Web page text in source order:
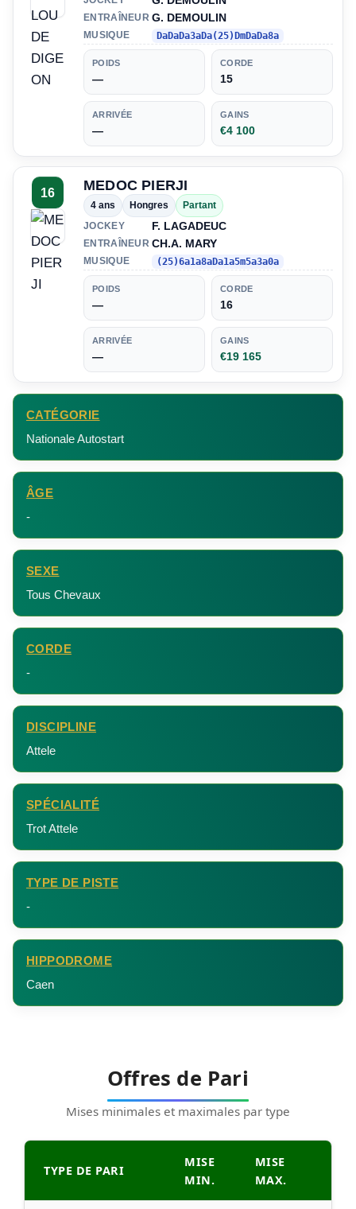
ENTRAÎNEUR G. DEMOULIN
MUSIQUE DaDaDa3aDa(25)DmDaDa8a
POIDS
—
CORDE
15
ARRIVÉE
—
GAINS
€4 100
16 MEDOC PIERJI
4 ans Hongres
Partant
JOCKEY
F. LAGADEUC
ENTRAÎNEUR CH.A. MARY
MUSIQUE (25)6a1a8aDa1a5m5a3a0a
POIDS
—
CORDE
16
ARRIVÉE
—
GAINS
€19 165
CATÉGORIE
Nationale Autostart
ÂGE
-
SEXE
Tous Chevaux
CORDE
-
DISCIPLINE
Attele
SPÉCIALITÉ
Trot Attele
TYPE DE PISTE
-
HIPPODROME
Caen
Offres de Pari
Mises minimales et maximales par type
TYPE DE PARI
MISE
MIN.
MISE
MAX.